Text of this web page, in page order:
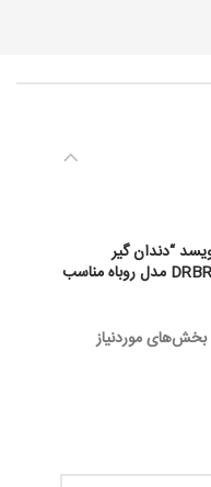
“دندان گیر
سیلیکونی کودک دکتر براون DRBROWN’S مدل روباه مناسب
بخش‌های موردنیاز